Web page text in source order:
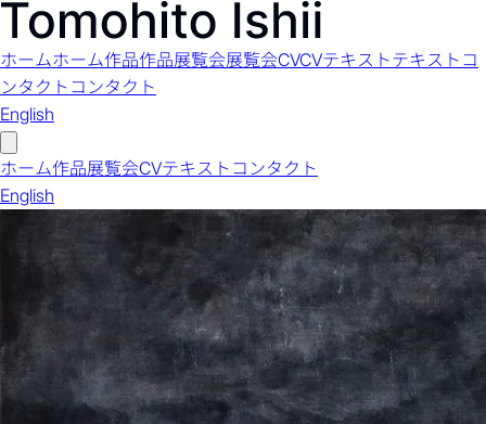
ホームホーム作品作品展覧会展覧会CVCVテキストテキスト コ
ンタクト コンタクト
English
ホーム作品展覧会CVテキスト コンタクト
English